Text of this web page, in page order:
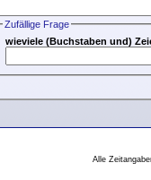
Zufällige Frage
wieviele (Buchstaben und)
Alle